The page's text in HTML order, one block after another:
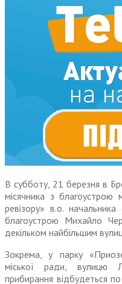
В субботу, 21 березня в
місячника з благоустрою
ревізору» в.о.
благоустрою Михайло
декільком найбільшим
Зокрема, у парку
міської ради, вулицю
прибирання відбудеться